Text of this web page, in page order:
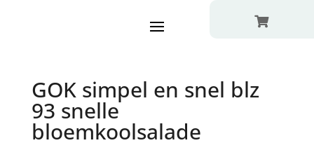

GOK simpel en snel blz
93 snelle
bloemkoolsalade